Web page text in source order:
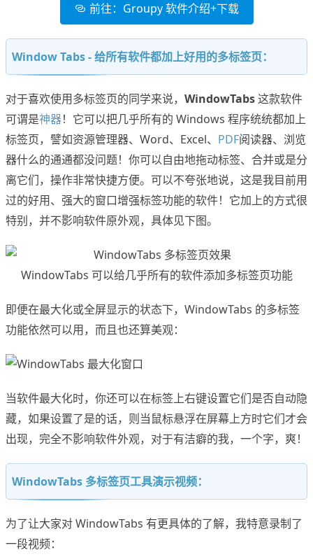
前往：Groupy 软件介绍+下载
Window Tabs - 给所有软件都加上好用的多标签页：
对于喜欢使用多标签页的同学来说， WindowTabs这款软件
可谓是神器！它可以把几乎所有的 Windows 程序统统都加上
标签页，譬如资源管理器、Word、Excel、 PDF阅读器、浏览
器什么的通通都没问题！你可以自由地拖动标签、合并或是分
离它们，操作非常快捷方便。可以不夸张地说，这是我目前用
过的好用、强大的窗口增强标签功能的软件！它加上的方式很
特别，并不影响软件原外观，具体见下图。
WindowTabs 可以给几乎所有的软件添加多标签页功能
即便在最大化或全屏显示的状态下，WindowTabs 的多标签
功能依然可以用，而且也还算美观：
当软件最大化时，你还可以在标签上右键设置它们是否自动隐
藏，如果设置了是的话，则当鼠标悬浮在屏幕上方时它们才会
出现，完全不影响软件外观，对于有洁癖的我，一个字，爽！
WindowTabs 多标签页工具演示视频：
为了让大家对 WindowTabs 有更具体的了解，我特意录制了
一段视频：